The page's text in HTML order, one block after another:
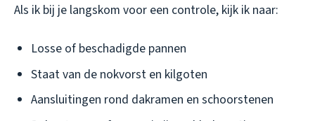
Als ik bij je langskom voor een controle, kijk ik naar:
Losse of beschadigde pannen
Staat van de nokvorst en kilgoten
Aansluitingen rond dakramen en schoorstenen